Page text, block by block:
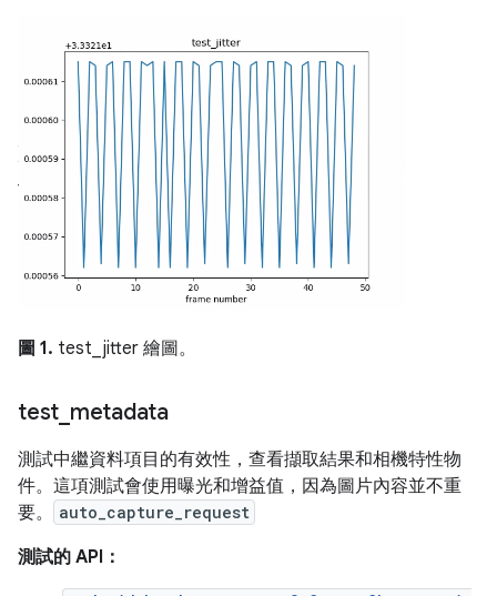
圖 1. test_jitter 繪圖。
test metadata
測試中繼資料項目的有效性，查看擷取結果和相機特性物
件。這項測試會使用曝光和增益值，因為圖片內容並不重
要。
auto_capture_request
測試的 API：